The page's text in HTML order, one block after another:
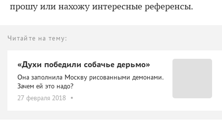
прошу или нахожу интересные референсы.
Читайте на тему:
«Духи победили собачье дерьмо»
Она заполнила Москву рисованными демонами.
Зачем ей это надо?
27 февраля 2018